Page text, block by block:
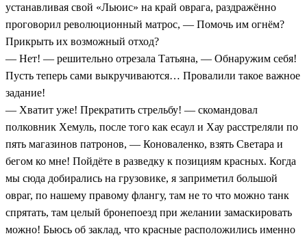
устанавливая свой «Льюис» на край оврага, раздражённо
проговорил революционный матрос, — Помочь им огнём?
Прикрыть их возможный отход?
— Нет! — решительно отрезала Татьяна, — Обнаружим себя!
Пусть теперь сами выкручиваются… Провалили такое важное
задание!
— Хватит уже! Прекратить стрельбу! — скомандовал
полковник Хемуль, после того как есаул и Хау расстреляли по
пять магазинов патронов, — Коноваленко, взять Светара и
бегом ко мне! Пойдёте в разведку к позициям красных. Когда
мы сюда добирались на грузовике, я заприметил большой
овраг, по нашему правому флангу, там не то что можно танк
спрятать, там целый бронепоезд при желании замаскировать
можно! Бьюсь об заклад, что красные расположились именно